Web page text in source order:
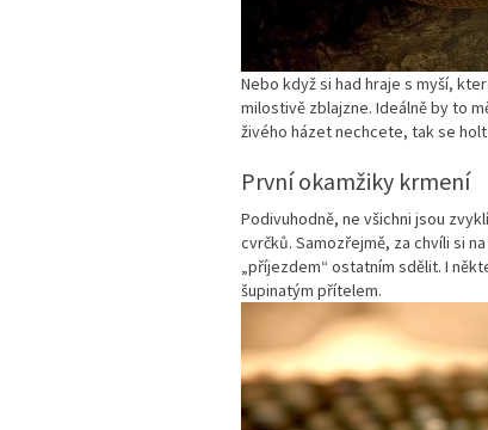
Nebo když si had hraje s myší,
milostivě zblajzne. Ideálně by to
živého házet nechcete, tak se
První okamžiky krmení
Podivuhodně, ne všichni jsou
cvrčků. Samozřejmě, za chvíli si
„příjezdem“ ostatním sdělit. I
šupinatým přítelem.